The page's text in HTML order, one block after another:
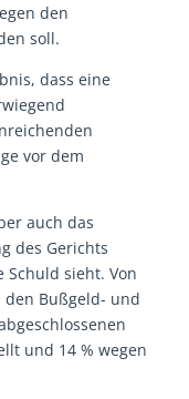
den
soll.
dass eine
vor dem
auch das
des Gerichts
sieht. Von
den Bußgeld- und
und 14 % wegen